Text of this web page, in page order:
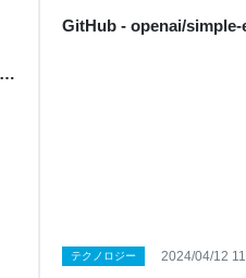
GitHub - openai/simple-
テクノロジー 2024/04/12